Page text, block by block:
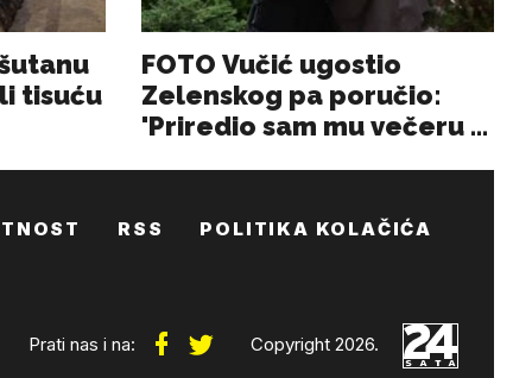
RSS POLITIKA KOLAČIĆA
Prati nas i na: Copyright 2026.